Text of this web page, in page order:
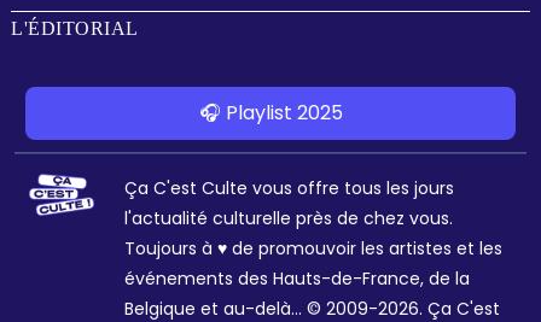
L'ÉDITORIAL
🎧 Playlist 2025
Ça C'est Culte vous offre tous les jours
l'actualité culturelle près de chez vous.
Toujours à ♥ de promouvoir les artistes et les
événements des Hauts-de-France, de la
Belgique et au-delà... © 2009-2026. Ça C'est